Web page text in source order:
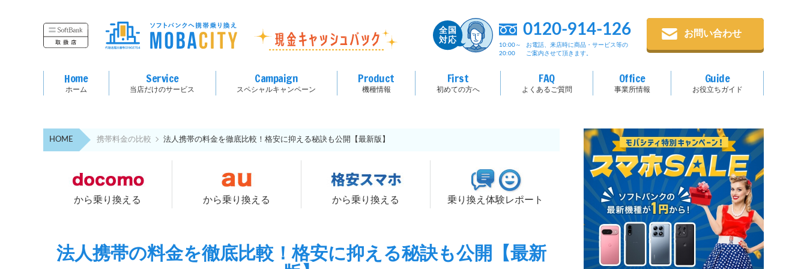
0120-914-126
10:00～
20:00
お電話、来店時に商品・サービス等の
ご案内させて頂きます。
お問い合わせ
Home
ホーム
Service
当店だけのサービス
Campaign
スペシャルキャンペーン
Product
機種情報
First
初めての方へ
FAQ
よくあるご質問
Office
事業所情報
Guide
お役立ちガイド
HOME 携帯料金の比較 法人携帯の料金を徹底比較！格安に抑える秘訣も公開【最新版】
から乗り換える から乗り換える から乗り換える 乗り換え体験レポート
法人携帯の料金を徹底比較！格安に抑える秘訣も公開【最新